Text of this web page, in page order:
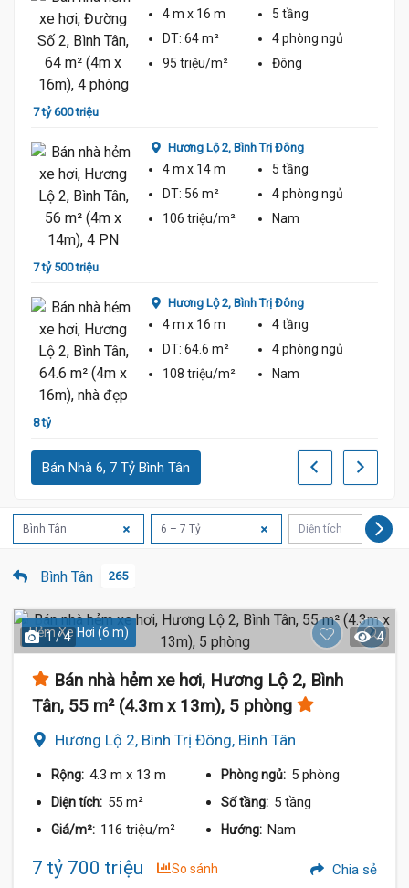
7 tỷ 600 triệu
4 m x 16 m
5 tầng
DT: 64 m² 4 phòng ngủ
95 triệu/m²
Đông
7 tỷ 500 triệu
Hương Lộ 2, Bình Trị Đông
4 m x 14 m
5 tầng
DT: 56 m² 4 phòng ngủ
106 triệu/m²
Nam
8 tỷ
Hương Lộ 2, Bình Trị Đông
4 m x 16 m
4 tầng
DT: 64.6 m² 4 phòng ngủ
108 triệu/m²
Nam
Bán Nhà 6, 7 Tỷ Bình Tân
Bình Tân 6 – 7 Tỷ Diện tích
Bình Tân 265
Hẻm Xe Hơi (6 m)
1 / 4 4
Bán nhà hẻm xe hơi, Hương Lộ 2, Bình
Tân, 55 m² (4.3m x 13m), 5 phòng
Hương Lộ 2, Bình Trị Đông, Bình Tân
Rộng: 4.3 m x 13 m Phòng ngủ: 5 phòng
Diện tích: 55 m² Số tầng: 5 tầng
Giá/m²: 116 triệu/m² Hướng: Nam
7 tỷ 700 triệu So sánh Chia sẻ